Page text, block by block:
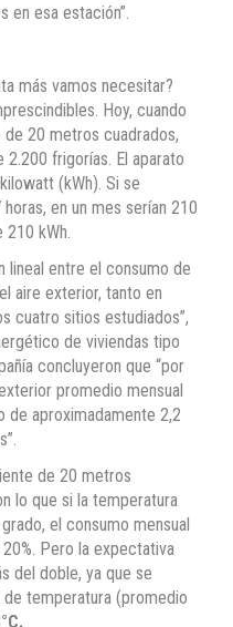
en esa estación”.
más vamos necesitar?
Hoy, cuando
20 metros cuadrados,
frigorías. El aparato
(kWh). Si se
en un mes serían 210
210 kWh.
lineal entre el consumo de
aire exterior, tanto en
cuatro sitios estudiados”,
de viviendas tipo
concluyeron que “por
promedio mensual
de aproximadamente 2,2
de 20 metros
lo que si la temperatura
el consumo mensual
Pero la expectativa
del doble, ya que se
de temperatura (promedio